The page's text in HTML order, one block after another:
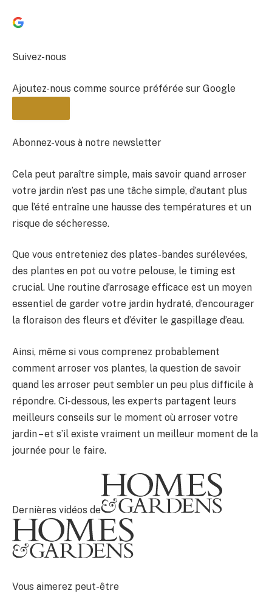
Suivez-nous
Ajoutez-nous comme source préférée sur Google
BULLETIN
Abonnez-vous à notre newsletter
Cela peut paraître simple, mais savoir quand arroser
votre jardin n’est pas une tâche simple, d’autant plus
que l’été entraîne une hausse des températures et un
risque de sécheresse.
Que vous entreteniez des plates-bandes surélevées,
des plantes en pot ou votre pelouse, le timing est
crucial. Une routine d’arrosage efficace est un moyen
essentiel de garder votre jardin hydraté, d’encourager
la floraison des fleurs et d’éviter le gaspillage d’eau.
Ainsi, même si vous comprenez probablement
comment arroser vos plantes, la question de savoir
quand les arroser peut sembler un peu plus difficile à
répondre. Ci-dessous, les experts partagent leurs
meilleurs conseils sur le moment où arroser votre
jardin – et s’il existe vraiment un meilleur moment de la
journée pour le faire.
Dernières vidéos de
Vous aimerez peut-être